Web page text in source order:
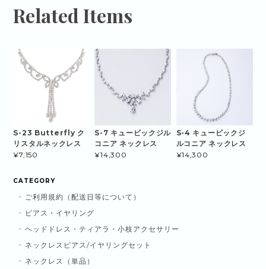
Related Items
S-23 Butterfly ク
リスタルネックレス
¥7,150
S-7 キュービックジル
コニア ネックレス
¥14,300
S-4 キュービックジ
ルコニア ネックレス
¥14,300
CATEGORY
ご利用規約（配送日等について）
ピアス・イヤリング
ヘッドドレス・ティアラ・小枝アクセサリー
ネックレスピアス/イヤリングセット
ネックレス（単品）